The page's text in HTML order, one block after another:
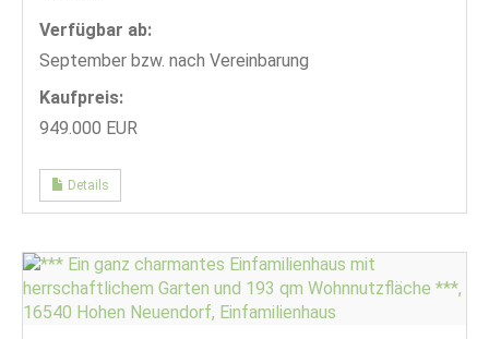
Verfügbar ab:
September bzw. nach Vereinbarung
Kaufpreis:
949.000 EUR
Details